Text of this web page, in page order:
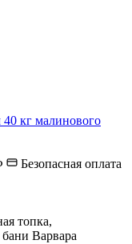
кг малинового
Безопасная оплата
топка,
Варвара